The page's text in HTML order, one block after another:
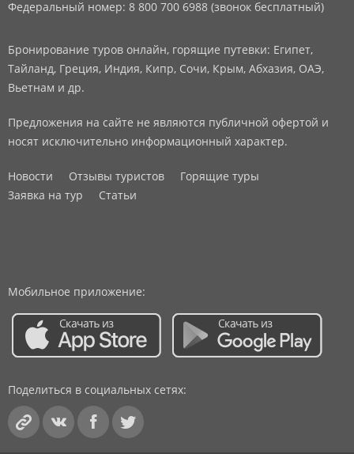
Федеральный номер: 8 800 700 6988 (звонок бесплатный)
Бронирование туров онлайн, горящие путевки: Египет,
Тайланд, Греция, Индия, Кипр, Сочи, Крым, Абхазия, ОАЭ,
Вьетнам и др.
Предложения на сайте не являются публичной офертой и
носят исключительно информационный характер.
Новости Отзывы туристов
Горящие туры
Заявка на тур
Статьи
Мобильное приложение:
Поделиться в социальных сетях: